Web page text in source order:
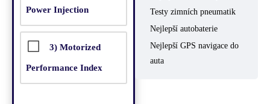
Power Injection
3) Motorized
Performance Index
Testy zimních pneumatik
Nejlepší autobaterie
Nejlepší GPS navigace do
auta